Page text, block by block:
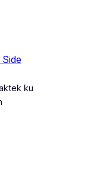
Side
ku